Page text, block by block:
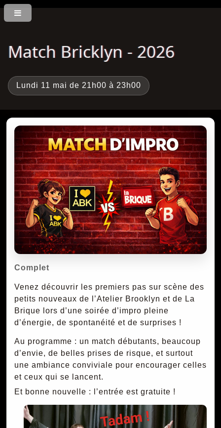
Match Bricklyn - 2026
Lundi 11 mai de 21h00 à 23h00
Complet
Venez découvrir les premiers pas sur scène des
petits nouveaux de l’Atelier Brooklyn et de La
Brique lors d’une soirée d’impro pleine
d’énergie, de spontanéité et de surprises !
Au programme : un match débutants, beaucoup
d’envie, de belles prises de risque, et surtout
une ambiance conviviale pour encourager celles
et ceux qui se lancent.
Et bonne nouvelle : l’entrée est gratuite !